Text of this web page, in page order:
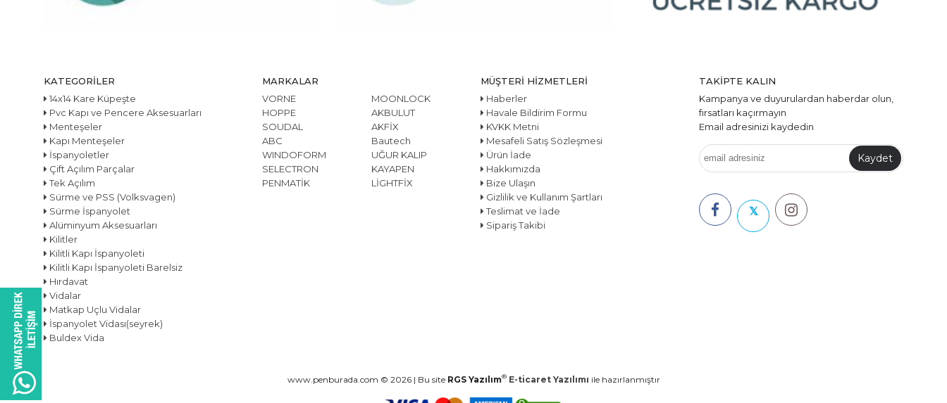
KATEGORILER
14x14 Kare Küpeşte
Pvc Kapı ve Pencere Aksesuarları
Menteşeler
Kapı Menteşeler
İspanyoletler
Çift Açılım Parçalar
Tek Açılım
Sürme ve PSS (Volksvagen)
Sürme İspanyolet
Alüminyum Aksesuarları
Kilitler
Kilitli Kapı İspanyoleti
Kilitli Kapı İspanyoleti Barelsiz
Hırdavat
Vidalar
Matkap Uçlu Vidalar
İspanyolet Vidası(seyrek)
Buldex Vida
MARKALAR
VORNE
MOONLOCK
HOPPE
AKBULUT
SOUDAL
AKFİX
ABC
Bautech
WINDOFORM
UĞUR KALIP
SELECTRON
KAYAPEN
PENMATİK
LİGHTFİX
MÜŞTERI HIZMETLERI
Haberler
Havale Bildirim Formu
KVKK Metni
Mesafeli Satış Sözleşmesi
Ürün İade
Hakkımızda
Bize Ulaşın
Gizlilik ve Kullanım Şartları
Teslimat ve İade
Sipariş Takibi
TAKIPTE KALIN
Kampanya ve duyurulardan haberdar olun,
fırsatları kaçırmayın
Email adresinizi kaydedin
Kaydet
𝕏
www.penburada.com © 2026 | Bu site RGS Yazılım® E-ticaret Yazılımı ile hazırlanmıştır